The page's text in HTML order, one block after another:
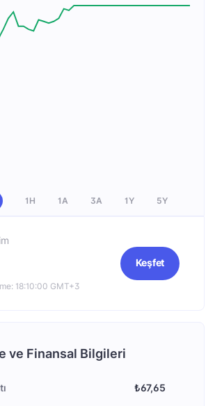
1H 1A 3A 1Y 5Y
18:10:00 GMT+3
Keşfet
ve Finansal Bilgileri
₺67,65